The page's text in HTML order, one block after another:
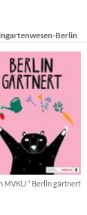
Berlin
MVKU * Berlin gärtnert